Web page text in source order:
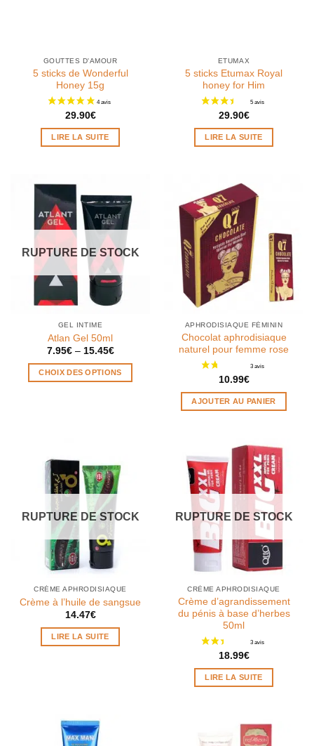
1 avis
GOUTTES D'AMOUR
5 sticks de Wonderful
Honey 15g
29.90€
LIRE LA SUITE
ETUMAX
5 sticks Etumax Royal
honey for Him
29.90€
LIRE LA SUITE
RUPTURE DE STOCK
GEL INTIME
Atlan Gel 50ml
7.95€– 15.45€
CHOIX DES OPTIONS
Les
options
peuvent
être
choisies
page
APHRODISIAQUE FÉMININ
Chocolat aphrodisiaque
naturel pour femme rose
10.99€
AJOUTER AU PANIER
RUPTURE DE STOCK
CRÈME APHRODISIAQUE
Crème à l’huile de sangsue
14.47€
LIRE LA SUITE
RUPTURE DE STOCK
CRÈME APHRODISIAQUE
Crème d’agrandissement
du pénis à base d’herbes
50ml
18.99€
LIRE LA SUITE